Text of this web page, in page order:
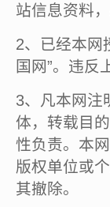
站信息资料
2、已经本网
国网”。违反
3、凡本网注
体，转载目
性负责。本
版权单位或
其撤除。